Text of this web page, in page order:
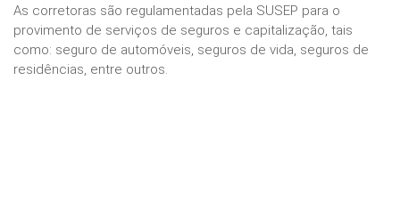
As corretoras são regulamentadas pela SUSEP para o
provimento de serviços de seguros e capitalização, tais
como: seguro de automóveis, seguros de vida, seguros de
residências, entre outros.